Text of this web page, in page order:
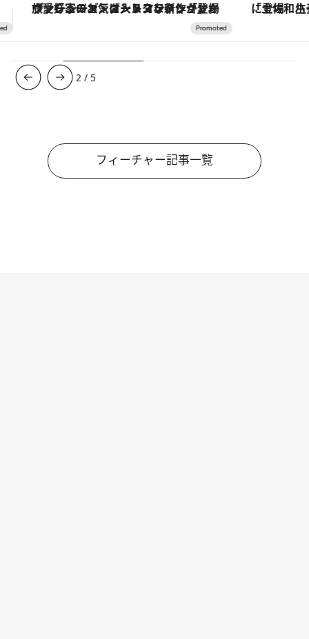
「土佐和ハーブかき氷」がOMO7高知に登場！生姜、山椒、大葉など目にも舌にも涼を呼ぶ郷土の味 【銀座で出合う最旬美容】美髪ケアや上質
3 / 5
フィーチャー記事一覧